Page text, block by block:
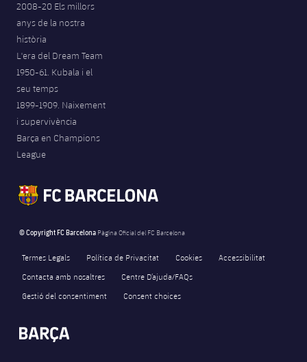
2008-20 Els millors
anys de la nostra
història
L'era del Dream Team
1950-61. Kubala i el
seu temps
1899-1909. Naixement
i supervivència
Barça en Champions
League
© Copyright FC Barcelona Pàgina Oficial del FC Barcelona
Termes Legals Política de Privacitat Cookies
Accessibilitat
Contacta amb nosaltres
Centre D’ajuda/FAQs
Gestió del consentiment
Consent choices